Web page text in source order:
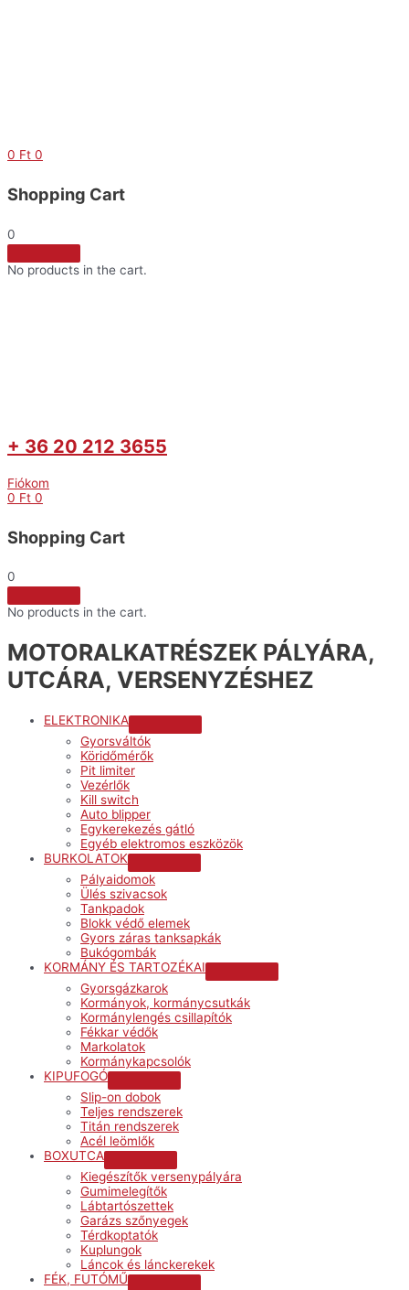
0 Ft 0
Shopping Cart
0
No products in the cart.
+ 36 20 212 3655
Fiókom
0 Ft 0
Shopping Cart
0
No products in the cart.
MOTORALKATRÉSZEK PÁLYÁRA,
UTCÁRA, VERSENYZÉSHEZ
ELEKTRONIKA
Gyorsváltók
Köridőmérők
Pit limiter
Vezérlők
Kill switch
Auto blipper
Egykerekezés gátló
Egyéb elektromos eszközök
BURKOLATOK
Pályaidomok
Ülés szivacsok
Tankpadok
Blokk védő elemek
Gyors záras tanksapkák
Bukógombák
KORMÁNY ÉS TARTOZÉKAI
Gyorsgázkarok
Kormányok, kormánycsutkák
Kormánylengés csillapítók
Fékkar védők
Markolatok
Kormánykapcsolók
KIPUFOGÓ
Toggle
Slip-on dobok
Teljes rendszerek
Titán rendszerek
Acél leömlők
BOXUTCA
Toggle
Kiegészítők versenypályára
Gumimelegítők
Lábtartószettek
Garázs szőnyegek
Térdkoptatók
Kuplungok
Láncok és lánckerekek
FÉK, FUTÓMŰ